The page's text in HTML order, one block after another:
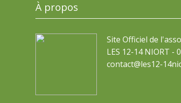
À propos
Site Officiel de
LES 12-14 NIORT -
contact@les12-